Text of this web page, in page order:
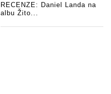
RECENZE: Daniel Landa na
albu Žito...